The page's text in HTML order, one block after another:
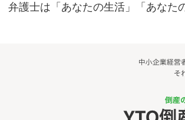
弁護士は「あなたの生活」「あなた